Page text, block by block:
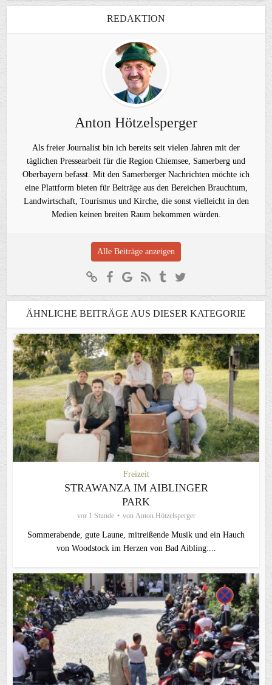
REDAKTION
Anton Hötzelsperger
Als freier Journalist bin ich bereits seit vielen Jahren mit der
täglichen Pressearbeit für die Region Chiemsee, Samerberg und
Oberbayern befasst. Mit den Samerberger Nachrichten möchte ich
eine Plattform bieten für Beiträge aus den Bereichen Brauchtum,
Landwirtschaft, Tourismus und Kirche, die sonst vielleicht in den
Medien keinen breiten Raum bekommen würden.
Alle Beiträge anzeigen
ÄHNLICHE BEITRÄGE AUS DIESER KATEGORIE
Freizeit
STRAWANZA IM AIBLINGER
PARK
vor 1 Stunde von Anton Hötzelsperger
Sommerabende, gute Laune, mitreißende Musik und ein Hauch
von Woodstock im Herzen von Bad Aibling:...